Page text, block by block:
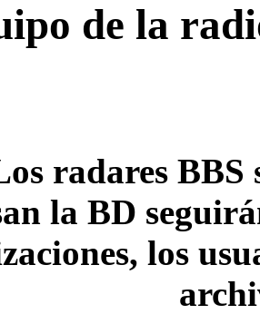
de la
radares
la BD
los